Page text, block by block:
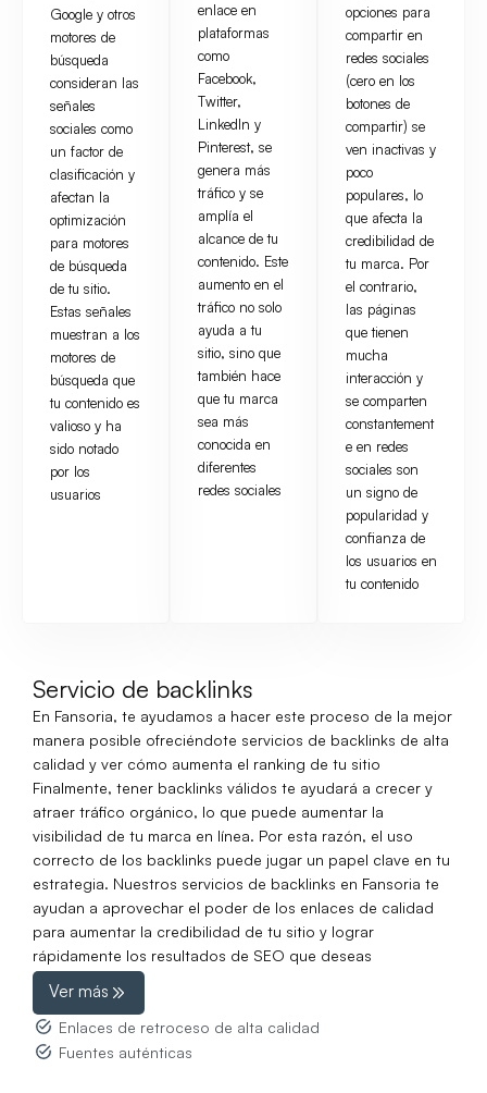
Google y otros
motores de
búsqueda
consideran las
señales
sociales como
un factor de
clasificación y
afectan la
optimización
para motores
de búsqueda
de tu sitio.
Estas señales
muestran a los
motores de
búsqueda que
tu contenido es
valioso y ha
sido notado
por los
usuarios
enlace en
plataformas
como
Facebook,
Twitter,
LinkedIn y
Pinterest, se
genera más
tráfico y se
amplía el
alcance de tu
contenido. Este
aumento en el
tráfico no solo
ayuda a tu
sitio, sino que
también hace
que tu marca
sea más
conocida en
diferentes
redes sociales
opciones para
compartir en
redes sociales
(cero en los
botones de
compartir) se
ven inactivas y
poco
populares, lo
que afecta la
credibilidad de
tu marca. Por
el contrario,
las páginas
que tienen
mucha
interacción y
se comparten
constantement
e en redes
sociales son
un signo de
popularidad y
confianza de
los usuarios en
tu contenido
Servicio de backlinks
En Fansoria, te ayudamos a hacer este proceso de la mejor
manera posible ofreciéndote servicios de backlinks de alta
calidad y ver cómo aumenta el ranking de tu sitio
Finalmente, tener backlinks válidos te ayudará a crecer y
atraer tráfico orgánico, lo que puede aumentar la
visibilidad de tu marca en línea. Por esta razón, el uso
correcto de los backlinks puede jugar un papel clave en tu
estrategia. Nuestros servicios de backlinks en Fansoria te
ayudan a aprovechar el poder de los enlaces de calidad
para aumentar la credibilidad de tu sitio y lograr
rápidamente los resultados de SEO que deseas
Ver más
Enlaces de retroceso de alta calidad
Fuentes auténticas